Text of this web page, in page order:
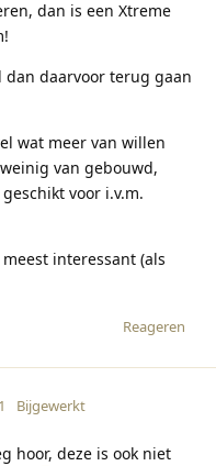
dan is een Xtreme
daarvoor terug gaan
wat meer van willen
van gebouwd,
voor i.v.m.
interessant (als
Reageren
Bijgewerkt
hoor, deze is ook niet